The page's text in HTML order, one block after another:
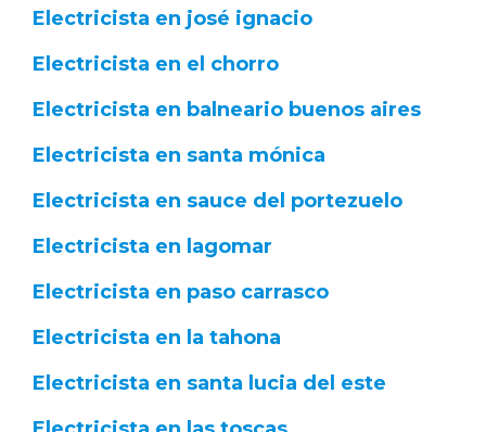
Electricista en josé ignacio
Electricista en el chorro
Electricista en balneario buenos aires
Electricista en santa mónica
Electricista en sauce del portezuelo
Electricista en lagomar
Electricista en paso carrasco
Electricista en la tahona
Electricista en santa lucia del este